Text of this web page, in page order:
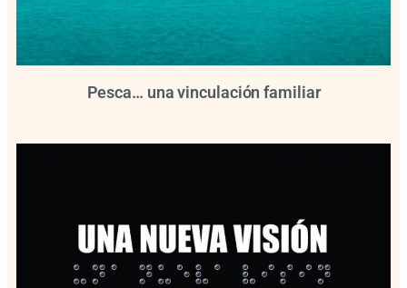
Pesca… una vinculación familiar